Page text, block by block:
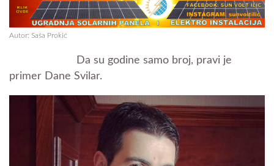
Autor: Saša Prokić
Da su godine samo broj, pravi je
primer Dane Svilar.